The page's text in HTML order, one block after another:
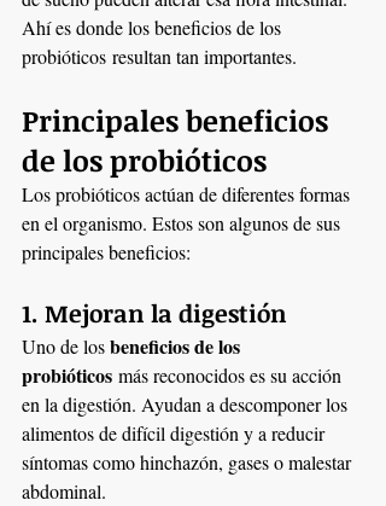
Ahí es donde los beneficios de los
probióticos resultan tan importantes.
Principales beneficios
de los probióticos
Los probióticos actúan de diferentes formas
en el organismo. Estos son algunos de sus
principales beneficios:
1. Mejoran la digestión
Uno de los beneficios de los
probióticos más reconocidos es su acción
en la digestión. Ayudan a descomponer los
alimentos de difícil digestión y a reducir
síntomas como hinchazón, gases o malestar
abdominal.